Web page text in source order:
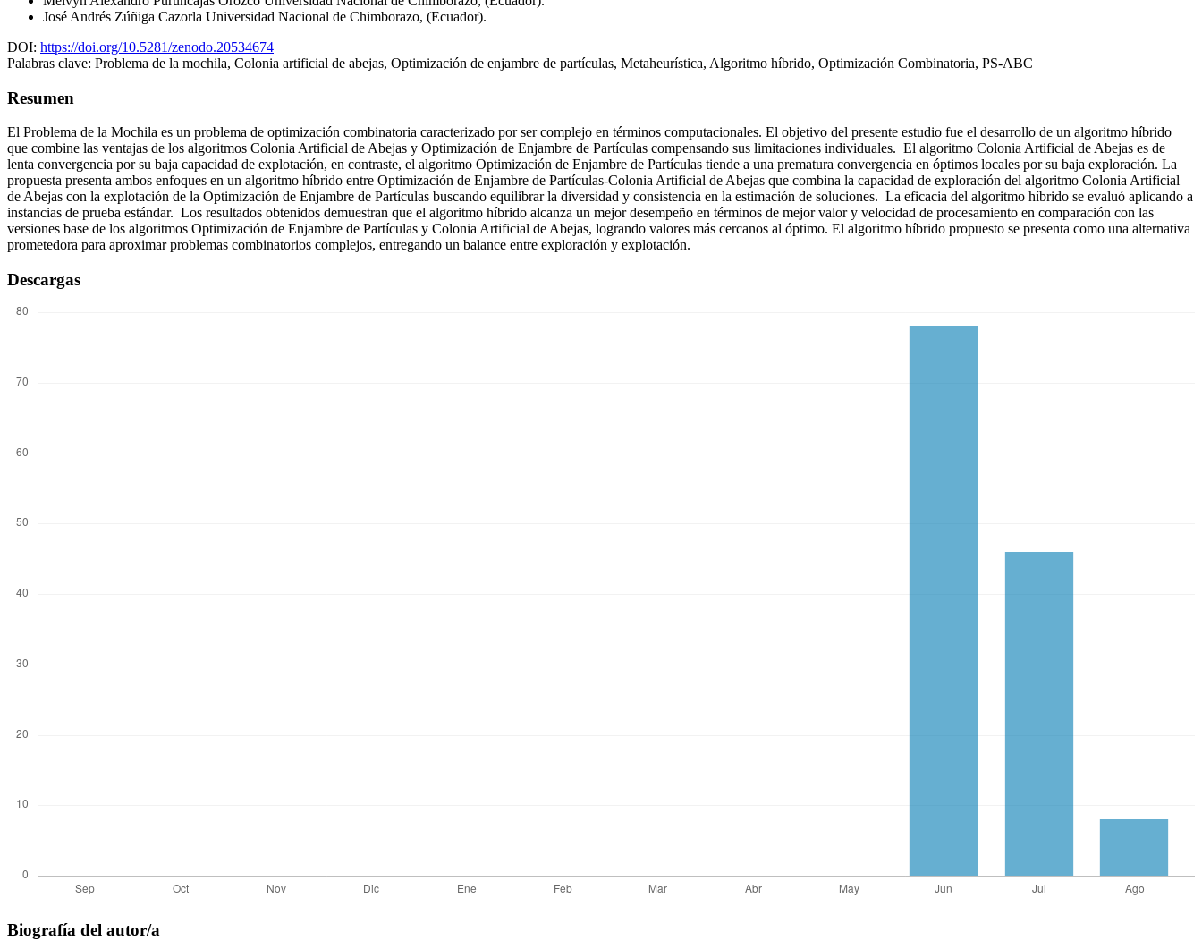
José Andrés Zúñiga Cazorla Universidad Nacional de Chimborazo, (Ecuador).
DOI: https://doi.org/10.5281/zenodo.20534674
Palabras clave: Problema de la mochila, Colonia artificial de abejas, Optimización de enjambre de partículas, Metaheurística, Algoritmo híbrido, Optimización Combinatoria, PS-ABC
Resumen
El Problema de la Mochila es un problema de optimización combinatoria caracterizado por ser complejo en términos computacionales. El objetivo del presente estudio fue el desarrollo de un algoritmo híbrido
que combine las ventajas de los algoritmos Colonia Artificial de Abejas y Optimización de Enjambre de Partículas compensando sus limitaciones individuales. El algoritmo Colonia Artificial de Abejas es de
lenta convergencia por su baja capacidad de explotación, en contraste, el algoritmo Optimización de Enjambre de Partículas tiende a una prematura convergencia en óptimos locales por su baja exploración. La
propuesta presenta ambos enfoques en un algoritmo híbrido entre Optimización de Enjambre de Partículas-Colonia Artificial de Abejas que combina la capacidad de exploración del algoritmo Colonia Artificial
de Abejas con la explotación de la Optimización de Enjambre de Partículas buscando equilibrar la diversidad y consistencia en la estimación de soluciones. La eficacia del algoritmo híbrido se evaluó aplicando a
instancias de prueba estándar. Los resultados obtenidos demuestran que el algoritmo híbrido alcanza un mejor desempeño en términos de mejor valor y velocidad de procesamiento en comparación con las
versiones base de los algoritmos Optimización de Enjambre de Partículas y Colonia Artificial de Abejas, logrando valores más cercanos al óptimo. El algoritmo híbrido propuesto se presenta como una alternativa
prometedora para aproximar problemas combinatorios complejos, entregando un balance entre exploración y explotación.
Descargas
Biografía del autor/a